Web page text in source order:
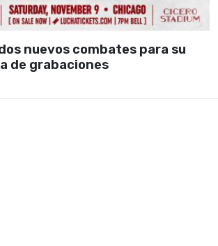
nuevos combates para su
de grabaciones